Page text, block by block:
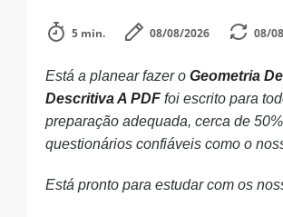
5 min. 08/08/2026 08/
Está a planear fazer o Geometria
Descritiva A PDFfoi escrito para
preparação adequada, cerca de
questionários confiáveis como o
Está pronto para estudar com os